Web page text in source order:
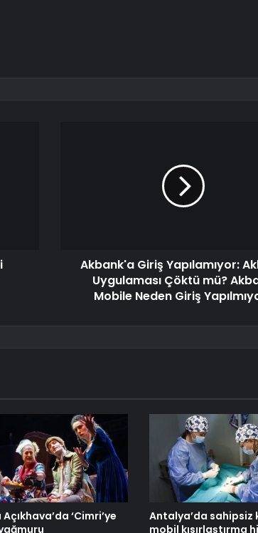
Akbank'a Giriş Yapılamıyor:
Uygulaması Çöktü mü?
Mobile Neden Giriş
‘Cimri’ye
Antalya’da sahipsiz
mobil kısırlaştırma